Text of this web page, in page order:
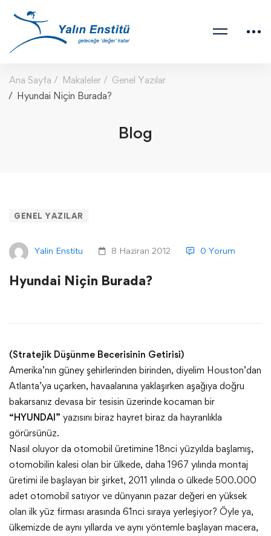
Ana Sayfa Makaleler
Genel Yazılar
Hyundai Niçin Burada?
Blog
GENEL YAZILAR
Yalin Enstitu 8 Haziran 2012 0 Yorum
Hyundai Niçin Burada?
(Stratejik Düşünme Becerisinin Getirisi)
Amerika’nın güney şehirlerinden birinden, diyelim Houston’dan
Atlanta’ya uçarken, havaalanına yaklaşırken aşağıya doğru
bakarsanız devasa bir tesisin üzerinde kocaman bir
“HYUNDAI” yazısını biraz hayret biraz da hayranlıkla
görürsünüz.
Nasıl oluyor da otomobil üretimine 18nci yüzyılda başlamış,
otomobilin kalesi olan bir ülkede, daha 1967 yılında montaj
üretimi ile başlayan bir şirket, 2011 yılında o ülkede 500.000
adet otomobil satıyor ve dünyanın pazar değeri en yüksek
olan ilk yüz firması arasında 61nci sıraya yerleşiyor? Öyle ya,
ülkemizde de aynı yıllarda ve aynı yöntemle başlayan macera,